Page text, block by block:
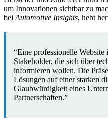
um Innovationen sichtbar zu
beiAutomotive Insights, hebt
“Eine professionelle
Stakeholder, die sich über
informieren wollen. Die
Lösungen auf einer starken
Glaubwürdigkeit eines
Partnerschaften.”